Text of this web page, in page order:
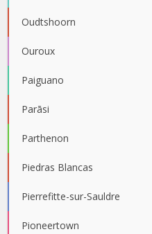
Oudtshoorn
Ouroux
Paiguano
Parāsi
Parthenon
Piedras Blancas
Pierrefitte-sur-Sauldre
Pioneertown